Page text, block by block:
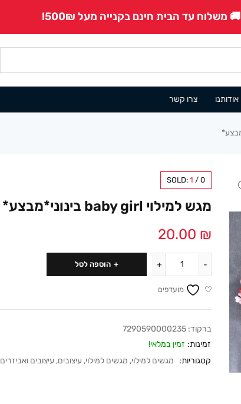
🚚 משלוח עד הבית חינם בקנייה מעל 500₪!
אודותנו צרו קשר
SOLD: 1 / 0
מגש למילוי baby girl בינוני*מבצע*
20.00 ₪
הוספה לסל
מועדפים
ברקוד: 7290590000235
זמינות: זמין במלאי!
קטגוריות:
מגשים למילוי, מגשים למילוי, עיצובים, עיצובים ואביזרים